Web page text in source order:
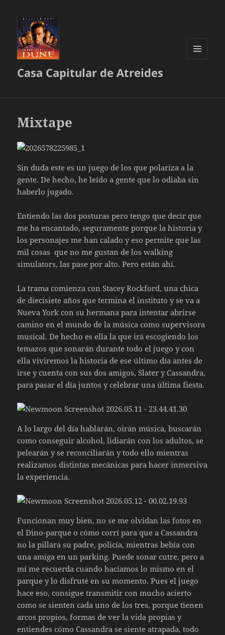
Casa Capitular de Atreides
Mixtape
Sin duda este es un juego de los que polariza a la
gente. De hecho, he leído a gente que lo odiaba sin
haberlo jugado.
Entiendo las dos posturas pero tengo que decir que
me ha encantado, seguramente porque la historia y
los personajes me han calado y eso permite que las
mil cosas que no me gustan de los walking
simulators, las pase por alto. Pero están ahí.
La trama comienza con Stacey Rockford, una chica
de diecisiete años que termina el instituto y se va a
Nueva York con su hermana para intentar abrirse
camino en el mundo de la música como supervisora
musical. De hecho es ella la que irá escogiendo los
temazos que sonarán durante todo el juego y con
ella viviremos la historia de ese último día antes de
irse y cuenta con sus dos amigos, Slater y Cassandra,
para pasar el día juntos y celebrar una última fiesta.
A lo largo del día hablarán, oirán música, buscarán
como conseguir alcohol, lidiarán con los adultos, se
pelearán y se reconciliarán y todo ello mientras
realizamos distintas mecánicas para hacer inmersiva
la experiencia.
Funcionan muy bien, no se me olvidan las fotos en
el Dino-parque o cómo corrí para que a Cassandra
no la pillara su padre, policía, mientras bebía con
una amiga en un parking. Puede sonar cutre, pero a
mí me recuerda cuando hacíamos lo mismo en el
parque y lo disfruté en su momento. Pues el juego
hace eso, consigue transmitir con mucho acierto
como se sienten cada uno de los tres, porque tienen
arcos propios, formas de ver la vida propias y
entiendes cómo Cassandra se siente atrapada, todo